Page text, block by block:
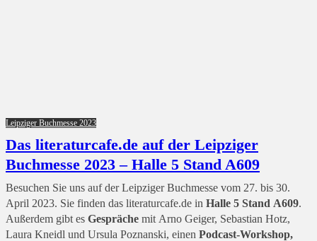
Leipziger Buchmesse 2023
Das literaturcafe.de auf der Leipziger
Buchmesse 2023 – Halle 5 Stand A609
Besuchen Sie uns auf der Leipziger Buchmesse vom 27. bis 30.
April 2023. Sie finden das literaturcafe.de in Halle 5 Stand A609.
Außerdem gibt es Gespräche mit Arno Geiger, Sebastian Hotz,
Laura Kneidl und Ursula Poznanski, einen Podcast-Workshop,